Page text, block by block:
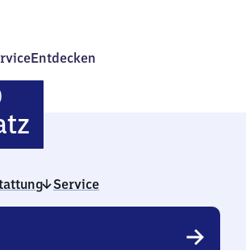
Entdecken
Offenbach
(Main)
Marktplatz
Service